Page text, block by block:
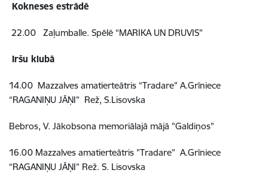
Kokneses estrādē
22.00 Zaļumballe. Spēlē “MARIKA UN DRUVIS”
Iršu klubā
14.00 Mazzalves amatierteātris “Tradare” A.Grīniece
“RAGANIŅU JĀŅI” Rež, S.Lisovska
Bebros, V. Jākobsona memoriālajā mājā "Galdiņos"
16.00 Mazzalves amatierteātris ”Tradare” A.Grīniece
“RAGANIŅU JĀŅI” Rež. S. Lisovska